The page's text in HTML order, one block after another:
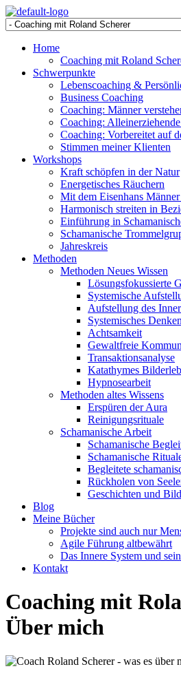
Home
Coaching mit Roland
Schwerpunkte
Lebenscoaching &
Business Coaching
Coaching: Männer
Coaching:
Coaching: Vorbereitet auf
Stimmen meiner Klienten
Workshops
Kraft schöpfen in der Natur
Energetisches Räuchern
Mit dem Eisenhans
Harmonisch streiten in
Einführung in
Schamanische
Jahreskreis
Methoden
Methoden Neues Wissen
Lösungsfokussierte
Systemische
Aufstellung des
Systemisches
Achtsamkeit
Gewaltfreie
Transaktionsanalyse
Katathymes
Hypnosearbeit
Methoden altes Wissens
Erspüren der Aura
Reinigungsrituale
Schamanische Arbeit
Schamanische
Schamanische
Begleitete
Rückholen von
Geschichten und
Blog
Meine Bücher
Projekte sind auch nur
Agile Führung altbewährt
Das Innere System und
Kontakt
Coaching mit
Über mich